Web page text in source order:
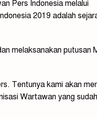
Pers Indonesia melalui
2019 adalah
melaksanakan putusan
Tentunya kami akan
Wartawan yang